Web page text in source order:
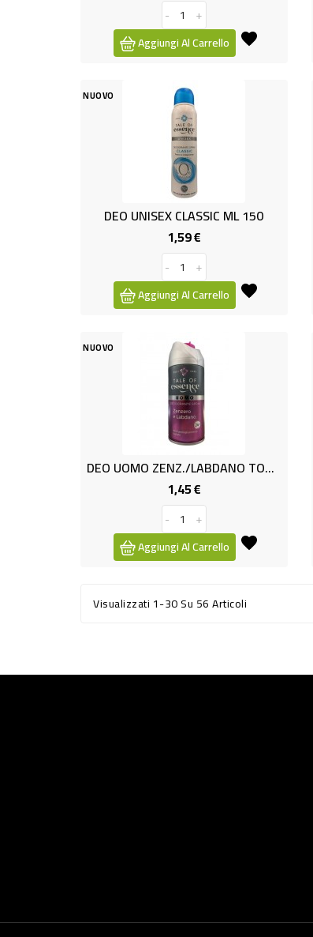
-
+
Aggiungi Al Carrello
NUOVO
DEO UNISEX CLASSIC ML 150
1,59 €Prezzo
-
+
Aggiungi Al Carrello
NUOVO
DEO UOMO ZENZ./LABDANO TOE 150
1,45 €Prezzo
-
+
Aggiungi Al Carrello
Visualizzati 1-30 Su 56 Articoli